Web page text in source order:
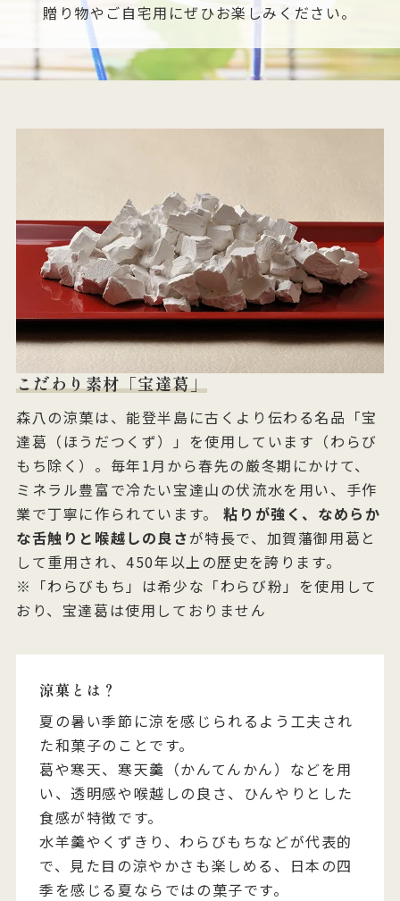
贈り物やご自宅用にぜひお楽しみください。
こだわり素材「宝達葛」
森八の涼菓は、能登半島に古くより伝わる名品「宝
達葛（ほうだつくず）」を使用しています（わらび
もち除く）。毎年1月から春先の厳冬期にかけて、
ミネラル豊富で冷たい宝達山の伏流水を用い、手作
業で丁寧に作られています。粘りが強く、なめらか
な舌触りと喉越しの良さが特長で、加賀藩御用葛と
して重用され、450年以上の歴史を誇ります。
※「わらびもち」は希少な「わらび粉」を使用して
おり、宝達葛は使用しておりません
涼菓とは？
夏の暑い季節に涼を感じられるよう工夫され
た和菓子のことです。
葛や寒天、寒天羹（かんてんかん）などを用
い、透明感や喉越しの良さ、ひんやりとした
食感が特徴です。
水羊羹やくずきり、わらびもちなどが代表的
で、見た目の涼やかさも楽しめる、日本の四
季を感じる夏ならではの菓子です。